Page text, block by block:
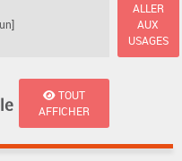
ALLER
AUX
USAGES
TOUT
AFFICHER